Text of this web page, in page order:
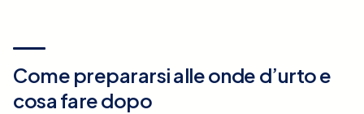
Come prepararsi alle onde d’urto e
cosa fare dopo